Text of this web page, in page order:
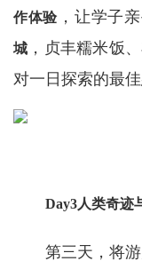
作体验 ，让学子
城 ，贞丰糯米饭
对一日探索的最佳
Day3人类奇迹
第三天，将